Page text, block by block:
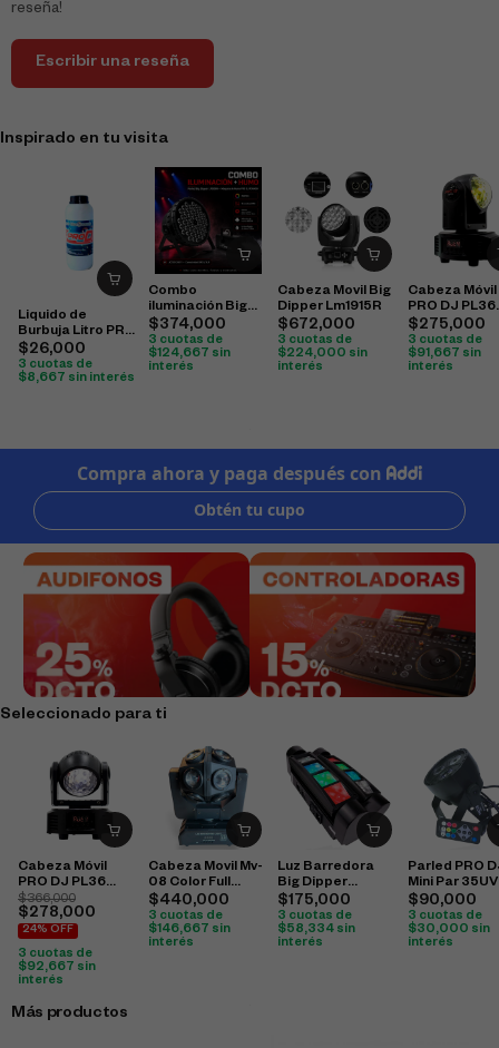
reseña!
Escribir una reseña
Inspirado en tu visita
Liquido de
Burbuja Litro PRO
DJ
$26,000
3 cuotas de
$8,667 sin interés
Combo
iluminación Big
Dipper LP009N
con máquina de
humo PRO DJ
FOG400
$374,000
3 cuotas de
$124,667 sin
interés
Cabeza Movil Big
Dipper Lm1915R
$672,000
3 cuotas de
$224,000 sin
interés
Cabeza Móvil
PRO DJ PL36
Laser
$275,000
3 cuotas de
$91,667 sin
interés
Seleccionado para ti
Cabeza Móvil
PRO DJ PL36
Washer
$366,000
$278,000
24% OFF
3 cuotas de
$92,667 sin
interés
Cabeza Movil Mv-
08 Color Full
Moving
$440,000
3 cuotas de
$146,667 sin
interés
Luz Barredora
Big Dipper
Lm30A
$175,000
3 cuotas de
$58,334 sin
interés
Parled PRO
Mini Par 35UV
$90,000
3 cuotas de
$30,000 sin
interés
Más productos